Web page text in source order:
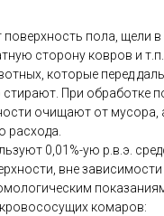
пола, щели в
сторону ковров и
которые перед
При обработке
очищают от
расхода.
0,01%-ую р.в.э.
вне
комаров: